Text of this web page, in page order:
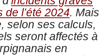
l’été 2024. Mais
selon ses calculs,
seront affectés à
en